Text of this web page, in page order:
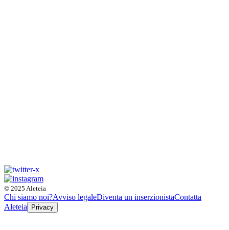
© 2025 Aleteia
Chi siamo noi?Avviso legaleDiventa un inserzionistaContatta
Aleteia
Privacy